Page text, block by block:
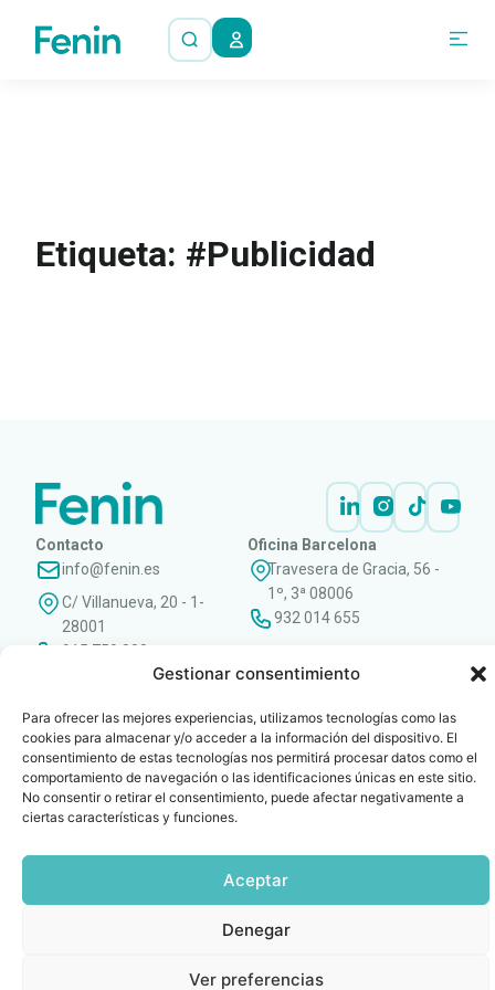
Gestionar consentimiento
Para ofrecer las mejores experiencias, utilizamos tecnologías como las
cookies para almacenar y/o acceder a la información del dispositivo. El
consentimiento de estas tecnologías nos permitirá procesar datos como el
comportamiento de navegación o las identificaciones únicas en este sitio.
No consentir o retirar el consentimiento, puede afectar negativamente a
ciertas características y funciones.
Aceptar
Denegar
Ver preferencias
Etiqueta: #Publicidad
Contacto
info@fenin.es
C/ Villanueva, 20 - 1-
28001
915 759 800
Oficina Barcelona
Travesera de Gracia, 56 -
1º, 3ª 08006
932 014 655
Copyright © 2025 FENIN |
reservados
Política
privacidad
|Cookies
|Aviso
|SIIF(Canal
denuncias)